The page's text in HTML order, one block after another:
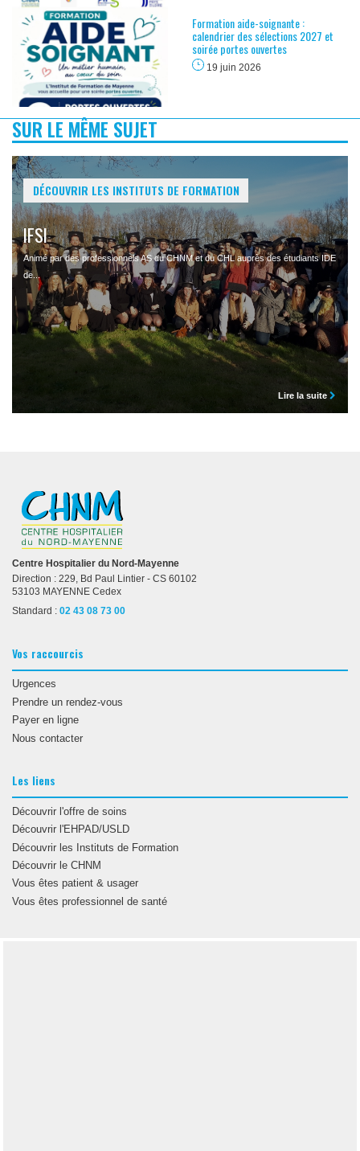
Formation aide-soignante :
calendrier des sélections 2027 et
soirée portes ouvertes
19 juin 2026
SUR LE MÊME SUJET
DÉCOUVRIR LES INSTITUTS DE FORMATION
IFSI
Animé par des professionnels AS du CHNM et du CHL auprès des étudiants IDE
de...
Lire la suite
Centre Hospitalier du Nord-Mayenne
Direction : 229, Bd Paul Lintier - CS 60102
53103 MAYENNE Cedex
Standard : 02 43 08 73 00
Vos raccourcis
Urgences
Prendre un rendez-vous
Payer en ligne
Nous contacter
Les liens
Découvrir l'offre de soins
Découvrir l'EHPAD/USLD
Découvrir les Instituts de Formation
Découvrir le CHNM
Vous êtes patient & usager
Vous êtes professionnel de santé